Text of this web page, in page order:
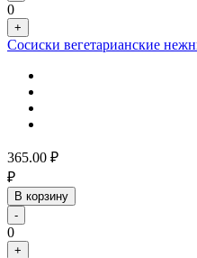
0
+
Сосиски вегетарианские
365.00 ₽
₽
В корзину
-
0
+